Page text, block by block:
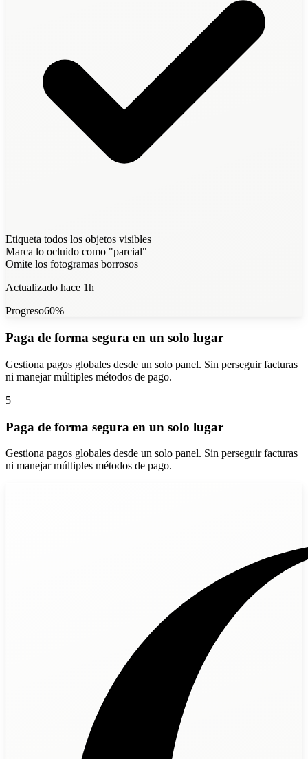
Etiqueta todos los objetos visibles
Marca lo ocluido como "parcial"
Omite los fotogramas borrosos
Actualizado hace 1h
Progreso60%
Paga de forma segura en un solo lugar
Gestiona pagos globales desde un solo panel. Sin perseguir facturas
ni manejar múltiples métodos de pago.
5
Paga de forma segura en un solo lugar
Gestiona pagos globales desde un solo panel. Sin perseguir facturas
ni manejar múltiples métodos de pago.